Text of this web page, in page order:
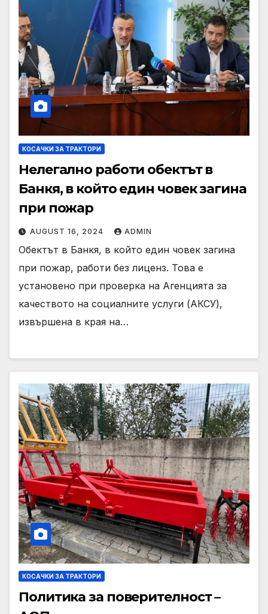
КОСАЧКИ ЗА ТРАКТОРИ
Нелегално работи обектът в
Банкя, в който един човек загина
при пожар
AUGUST 16, 2024 ADMIN
Обектът в Банкя, в който един човек загина
при пожар, работи без лиценз. Това е
установено при проверка на Агенцията за
качеството на социалните услуги (АКСУ),
извършена в края на…
КОСАЧКИ ЗА ТРАКТОРИ
Политика за поверителност –